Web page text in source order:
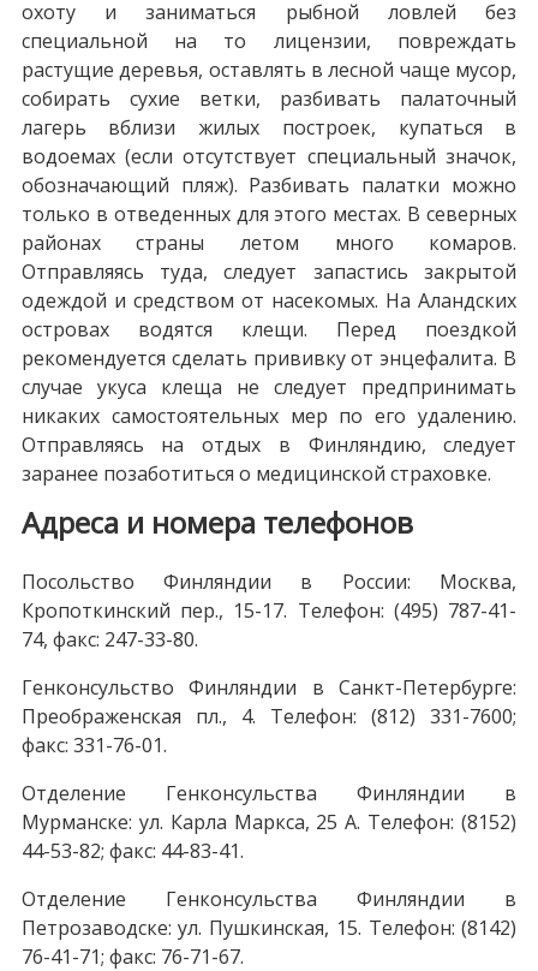
охоту и заниматься рыбной ловлей без
специальной на то лицензии, повреждать
растущие деревья, оставлять в лесной чаще мусор,
собирать сухие ветки, разбивать палаточный
лагерь вблизи жилых построек, купаться в
водоемах (если отсутствует специальный значок,
обозначающий пляж). Разбивать палатки можно
только в отведенных для этого местах. В северных
районах страны летом много комаров.
Отправляясь туда, следует запастись закрытой
одеждой и средством от насекомых. На Аландских
островах водятся клещи. Перед поездкой
рекомендуется сделать прививку от энцефалита. В
случае укуса клеща не следует предпринимать
никаких самостоятельных мер по его удалению.
Отправляясь на отдых в Финляндию, следует
заранее позаботиться о медицинской страховке.
Адреса и номера телефонов
Посольство Финляндии в России: Москва,
Кропоткинский пер., 15-17. Телефон: (495) 787-41-
74, факс: 247-33-80.
Генконсульство Финляндии в Санкт-Петербурге:
Преображенская пл., 4. Телефон: (812) 331-7600;
факс: 331-76-01.
Отделение Генконсульства Финляндии в
Мурманске: ул. Карла Маркса, 25 А. Телефон: (8152)
44-53-82; факс: 44-83-41.
Отделение Генконсульства Финляндии в
Петрозаводске: ул. Пушкинская, 15. Телефон: (8142)
76-41-71; факс: 76-71-67.